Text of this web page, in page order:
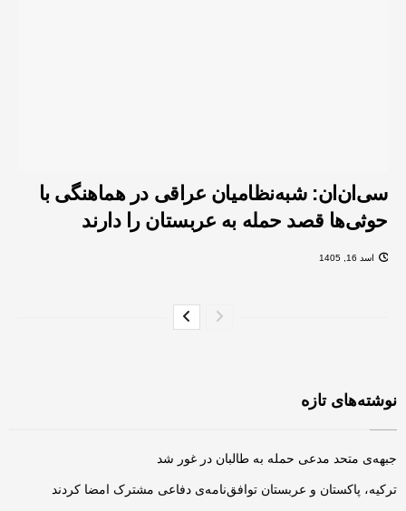
سی‌ان‌ان: شبه‌نظامیان عراقی در هماهنگی با
حوثی‌ها قصد حمله به عربستان را دارند
اسد 16, 1405
نوشته‌های تازه
جبهه‌ی متحد مدعی حمله به طالبان در غور شد
ترکیه، پاکستان و عربستان توافق‌نامه‌ی دفاعی مشترک امضا کردند